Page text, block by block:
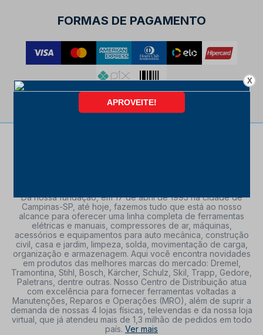
FORMAS DE PAGAMENTO
Da nossa fundação, em 17 de abril de 1995 na cidade de
Campinas-SP, até hoje, fazemos tudo que está ao nosso
alcance para oferecer uma linha completa de ferramentas
elétricas e manuais, compressores de ar, máquinas,
acessórios e equipamentos para auto mecânica, construção
civil, casa e jardim, limpeza, solda, movimentação de carga,
organização e armazenagem. Aqui você encontra novidades
em produtos das melhores marcas do mercado: Dremel,
Tramontina, Stihl, Bosch, Kärcher, Schulz, Skil, Trapp, Gedore,
Paletrans, dentre outras. Nosso Centro de Distribuição atua
com excelência para fornecer ferramentas voltadas a
Manutenções, Reparos e Operações (MRO), além de suprir a
demanda de nossas 4 lojas físicas, televendas e da nossa loja
virtual, que já atendeu mais de 1,3 milhão de pedidos em todo
país. Ver mais
X